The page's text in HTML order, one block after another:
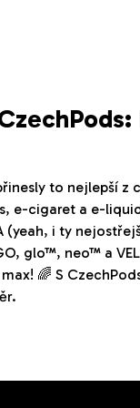
to nejlepší
e-cigaret a e-
i ty
GO, glo™, neo™ a
🌈 S